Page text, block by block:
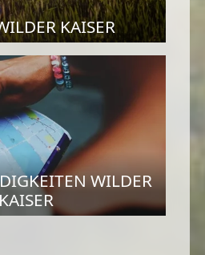
KAISER
WILDER
KAISER